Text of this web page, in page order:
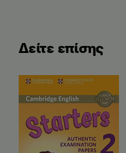
Δείτε επίσης